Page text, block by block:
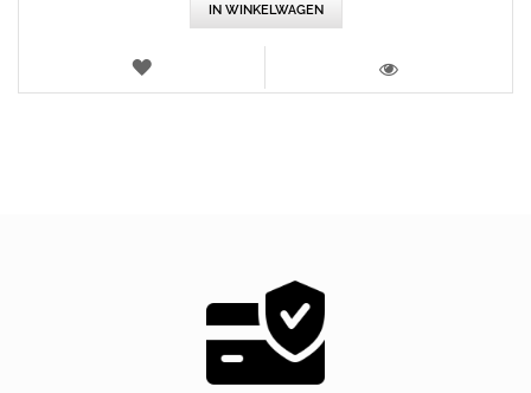
IN WINKELWAGEN
VERLANGLIJST